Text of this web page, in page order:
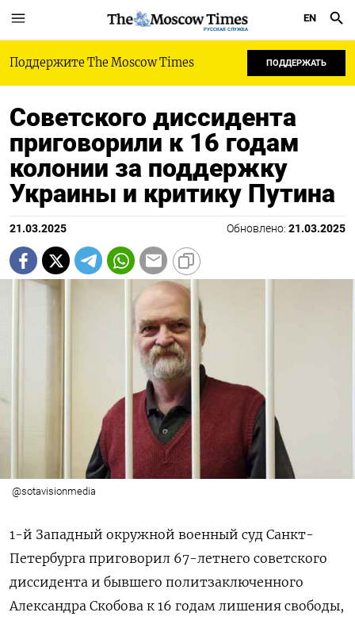
РУССКАЯ СЛУЖБА
EN
Поддержите The Moscow Times ПОДДЕРЖАТЬ
Советского диссидента
приговорили к 16 годам
колонии за поддержку
Украины и критику Путина
21.03.2025 Обновлено: 21.03.2025
@sotavisionmedia
1-й Западный окружной военный суд Санкт-
Петербурга приговорил 67-летнего советского
диссидента и бывшего политзаключенного
Александра Скобова к 16 годам лишения свободы,